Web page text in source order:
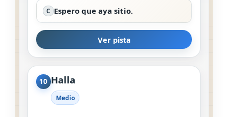
C Espero que aya sitio.
Ver pista
10 Halla
Medio